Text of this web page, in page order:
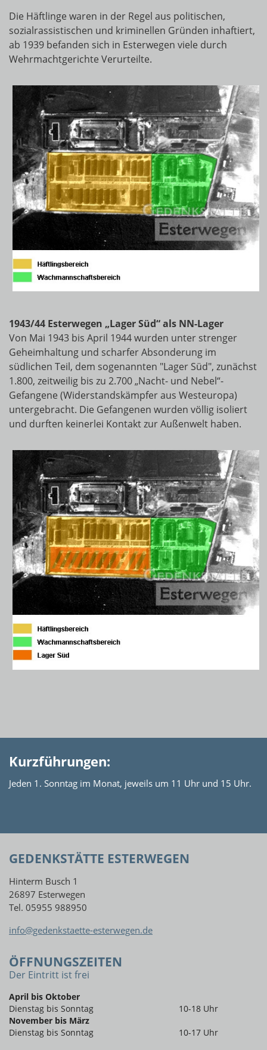
Die Häftlinge waren in der Regel aus politischen,
sozialrassistischen und kriminellen Gründen inhaftiert,
ab 1939 befanden sich in Esterwegen viele durch
Wehrmachtgerichte Verurteilte.
1943/44 Esterwegen „Lager Süd“ als NN-Lager
Von Mai 1943 bis April 1944 wurden unter strenger
Geheimhaltung und scharfer Absonderung im
südlichen Teil, dem sogenannten "Lager Süd", zunächst
1.800, zeitweilig bis zu 2.700 „Nacht- und Nebel“-
Gefangene (Widerstandskämpfer aus Westeuropa)
untergebracht. Die Gefangenen wurden völlig isoliert
und durften keinerlei Kontakt zur Außenwelt haben.
Kurzführungen:
Jeden 1. Sonntag im Monat, jeweils um 11 Uhr und 15 Uhr.
GEDENKSTÄTTE ESTERWEGEN
Hinterm Busch 1
26897 Esterwegen
Tel. 05955 988950
info@gedenkstaette-esterwegen.de
ÖFFNUNGSZEITEN
Der Eintritt ist frei
April bis Oktober
Dienstag bis Sonntag
10-18 Uhr
November bis März
Dienstag bis Sonntag
10-17 Uhr